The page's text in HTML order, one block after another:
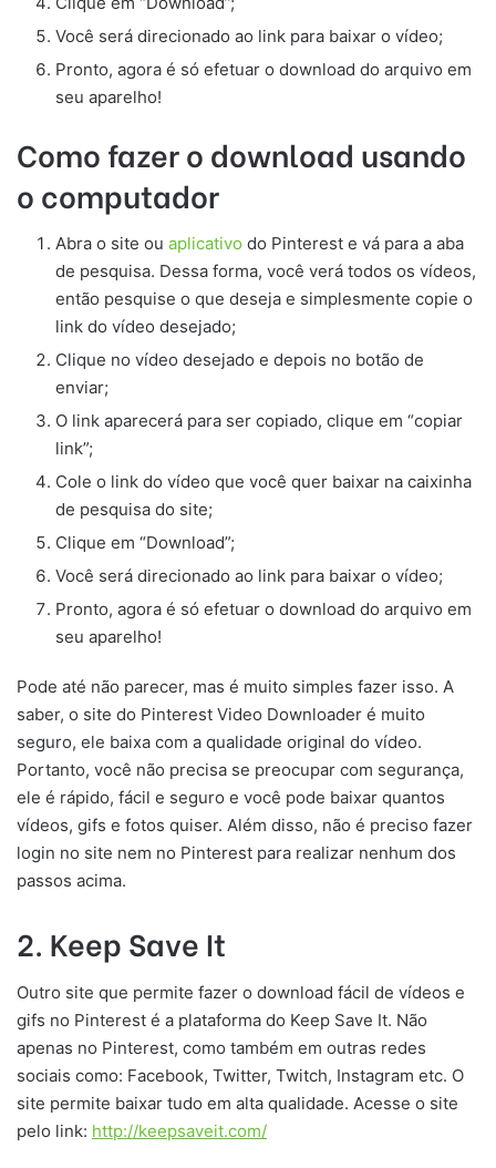
Você será direcionado ao link para baixar o vídeo;
Pronto, agora é só efetuar o download do arquivo em
seu aparelho!
Como fazer o download usando
o computador
Abra o site ou aplicativo do Pinterest e vá para a aba
de pesquisa. Dessa forma, você verá todos os vídeos,
então pesquise o que deseja e simplesmente copie o
link do vídeo desejado;
Clique no vídeo desejado e depois no botão de
enviar;
O link aparecerá para ser copiado, clique em “copiar
link”;
Cole o link do vídeo que você quer baixar na caixinha
de pesquisa do site;
Clique em “Download”;
Você será direcionado ao link para baixar o vídeo;
Pronto, agora é só efetuar o download do arquivo em
seu aparelho!
Pode até não parecer, mas é muito simples fazer isso. A
saber, o site do Pinterest Video Downloader é muito
seguro, ele baixa com a qualidade original do vídeo.
Portanto, você não precisa se preocupar com segurança,
ele é rápido, fácil e seguro e você pode baixar quantos
vídeos, gifs e fotos quiser. Além disso, não é preciso fazer
login no site nem no Pinterest para realizar nenhum dos
passos acima.
2. Keep Save It
Outro site que permite fazer o download fácil de vídeos e
gifs no Pinterest é a plataforma do Keep Save It. Não
apenas no Pinterest, como também em outras redes
sociais como: Facebook, Twitter, Twitch, Instagram etc. O
site permite baixar tudo em alta qualidade. Acesse o site
pelo link: http://keepsaveit.com/